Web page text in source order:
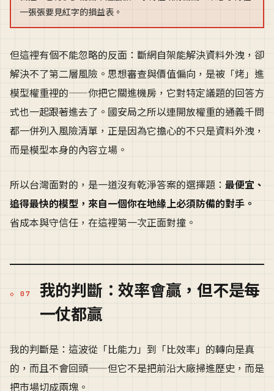
一張張要見紅字的損益表。
但這裡有個不能忽略的反面：斷網自架能解決資料外洩，卻
解決不了第二層風險。思想審查與價值偏向，是被「烤」進
模型權重裡的——你把它關進機房，它對特定議題的回答方
式也一起跟著進去了。國安局之所以連開放權重的通義千問
都一併列入風險清單，正是因為它擔心的不只是資料外洩，
而是模型本身的內容立場。
所以台灣面對的，是一道沒有乾淨答案的選擇題： 最便宜、
追得最快的模型，來自一個你在地緣上必須防備的對手。
省成本與守信任，在這裡第一次正面對撞。
我的判斷：效率會贏，但不是每
一仗都贏
我的判斷是：這波從「比能力」到「比效率」的轉向是真
的，而且不會回頭——但它不是把前沿大廠掃進歷史，而是
把市場切成兩塊。